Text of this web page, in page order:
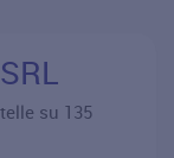
su 135